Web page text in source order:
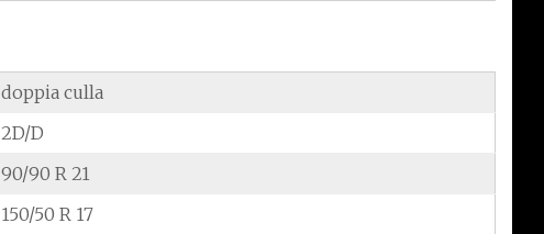
doppia culla
2D/D
90/90 R 21
150/50 R 17